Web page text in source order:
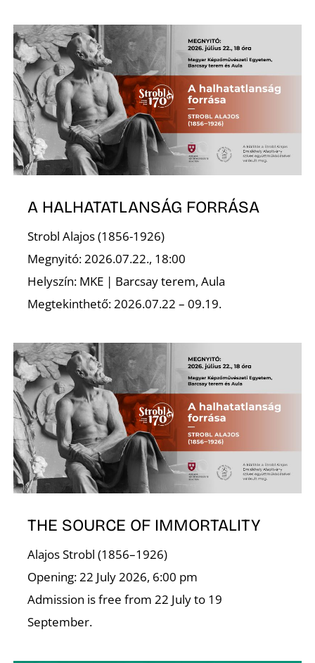
A HALHATATLANSÁG FORRÁSA
Strobl Alajos (1856-1926)
Megnyitó: 2026.07.22., 18:00
Helyszín: MKE | Barcsay terem, Aula
Megtekinthető: 2026.07.22 – 09.19.
THE SOURCE OF IMMORTALITY
Alajos Strobl (1856–1926)
Opening: 22 July 2026, 6:00 pm
Admission is free from 22 July to 19
September.